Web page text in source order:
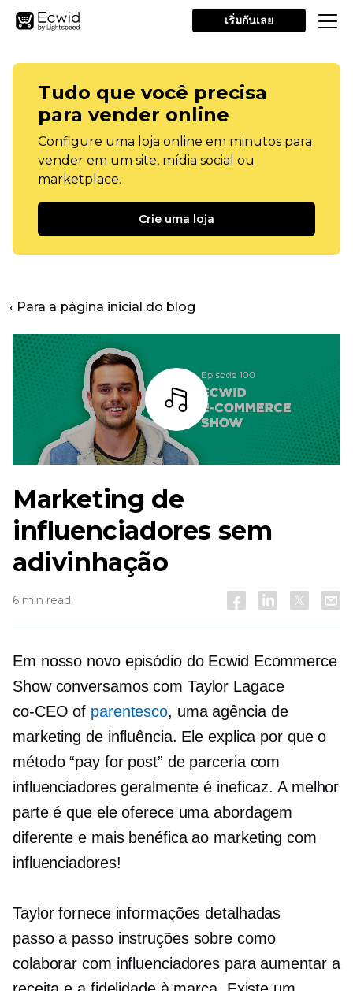
เริ่มกันเลย
Tudo que você precisa
para vender online
Configure uma loja online em minutos para
vender em um site, mídia social ou
marketplace.
Crie uma loja
‹ Para a página inicial do blog
Ouça
Marketing de
influenciadores sem
adivinhação
6 min read
Em nosso novo episódio do Ecwid Ecommerce
Show conversamos com Taylor Lagace
co-CEO of parentesco, uma agência de
marketing de influência. Ele explica por que o
método “pay for post” de parceria com
influenciadores geralmente é ineficaz. A melhor
parte é que ele oferece uma abordagem
diferente e mais benéfica ao marketing com
influenciadores!
Taylor fornece informações detalhadas
passo a passoinstruções sobre como
colaborar com influenciadores para aumentar a